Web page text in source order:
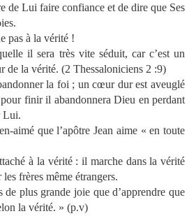
de Lui faire confiance et de dire que Ses
pas à la vérité !
il sera très vite séduit, car c’est un
de la vérité. (2 Thessaloniciens 2 :9)
la foi ; un cœur dur est aveuglé
finir il abandonnera Dieu en perdant
Lui.
aimé que l’apôtre Jean aime « en toute
à la vérité : il marche dans la vérité
frères même étrangers.
de plus grande joie que d’apprendre que
la vérité. » (p.v)